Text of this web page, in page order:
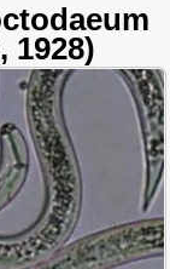
1928)